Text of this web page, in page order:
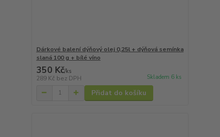
Dárkové balení dýňový olej 0,25l + dýňová semínka
slaná 100 g + bílé víno
350 Kč/ks
289 Kč bez DPH Skladem 6 ks
Přidat do košíku